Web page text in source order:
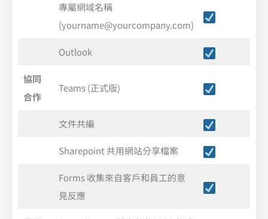
專屬網域名稱
(yourname@yourcompany.com)
Outlook
協同
合作
Teams (正式版)
文件共編
Sharepoint 共用網站分享檔案
Forms 收集來自客戶和員工的意
見反應